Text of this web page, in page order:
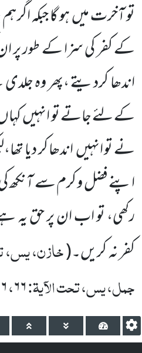
تو آخرت میں ہو گا جبکہ اگر
کے کفر کی سزا کے طور پر
اندھا کردیتے ،پھر وہ
کے لئے جاتے تو انہیں کہاں
نے تو انہیں اندھا کر دیا
اپنے فضل و کرم سے آنکھ
رکھی، تو اب ان پر حق یہ
کفر نہ کریں۔(خازن، یس،
جمل، یس، تحت الآیۃ:۶۶،۶